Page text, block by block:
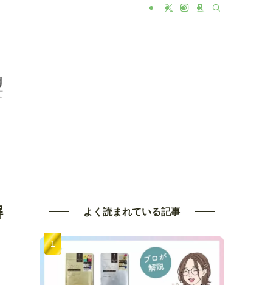
よく読まれている記事